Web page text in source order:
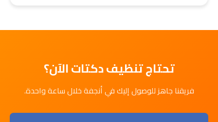
تحتاج تنظيف دكتات الآن؟
فريقنا جاهز للوصول إليك في أنجفة خلال ساعة واحدة.